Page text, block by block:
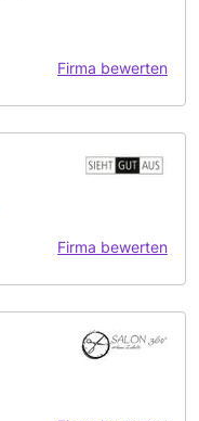
Firma bewerten
Firma bewerten